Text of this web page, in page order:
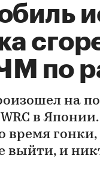
по
на
в
время
выйти, и